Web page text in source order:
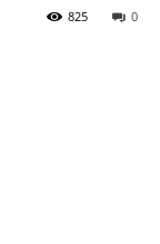
0
825